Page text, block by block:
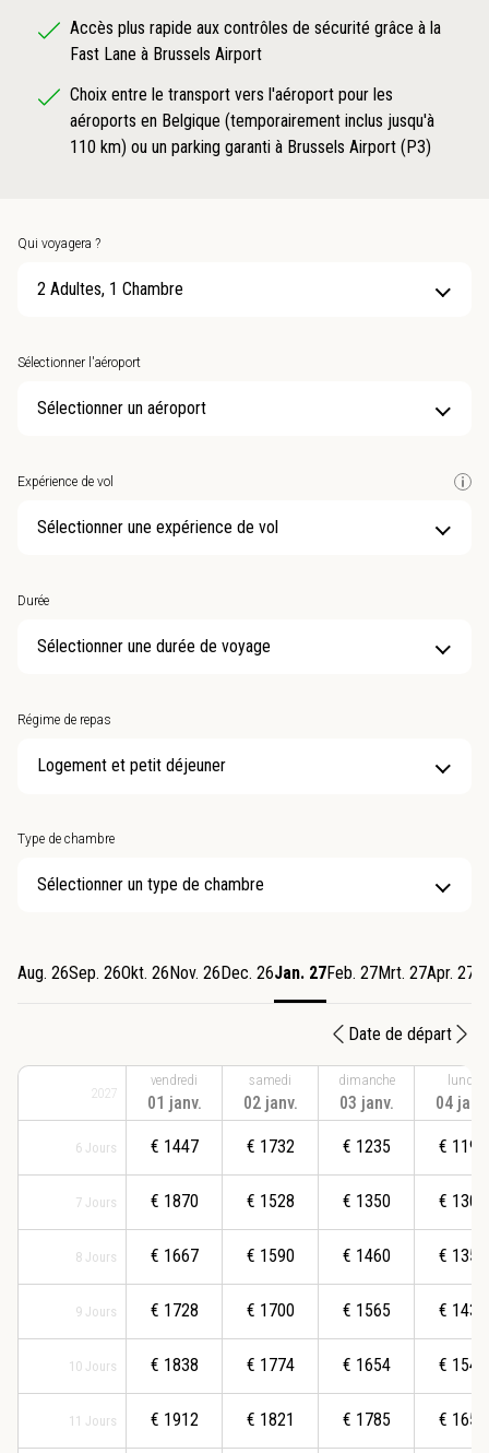
Accès plus rapide aux contrôles de sécurité grâce à la
Fast Lane à Brussels Airport
Choix entre le transport vers l'aéroport pour les
aéroports en Belgique (temporairement inclus jusqu'à
110 km) ou un parking garanti à Brussels Airport (P3)
Qui voyagera ?
2 Adultes, 1 Chambre
Sélectionner l'aéroport
Sélectionner un aéroport
Expérience de vol
Sélectionner une expérience de vol
Durée
Sélectionner une durée de voyage
Régime de repas
Type de chambre
Sélectionner un type de chambre
Aug. 26Sep. 26Okt. 26 Nov. 26 Dec. 26Jan. 27Feb. 27Mrt. 27Apr. 27
Date de départ
2027
6 Jours
7 Jours
8 Jours
9 Jours
10 Jours
11 Jours
vendredi
01 janv.
€ 1447
€ 1870
€ 1667
€ 1728
€ 1838
€ 1912
samedi
02 janv.
€ 1732
€ 1528
€ 1590
€ 1700
€ 1774
€ 1821
dimanche
03 janv.
€ 1235
€ 1350
€ 1460
€ 1565
€ 1654
€ 1785
lundi
04 janv.
€ 1197
€ 1307
€ 1354
€ 1437
€ 1547
€ 1657